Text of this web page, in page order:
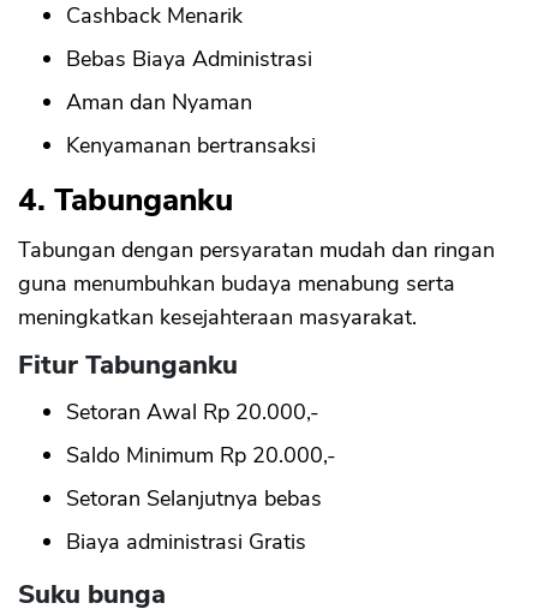
Cashback Menarik
Bebas Biaya Administrasi
Aman dan Nyaman
Kenyamanan bertransaksi
4. Tabunganku
Tabungan dengan persyaratan mudah dan ringan
guna menumbuhkan budaya menabung serta
meningkatkan kesejahteraan masyarakat.
Fitur Tabunganku
Setoran Awal Rp 20.000,-
Saldo Minimum Rp 20.000,-
Setoran Selanjutnya bebas
Biaya administrasi Gratis
Suku bunga